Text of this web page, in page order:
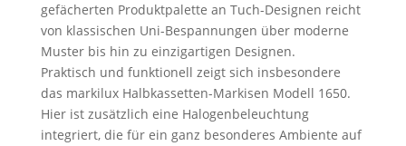
gefächerten Produktpalette an Tuch-Designen reicht
von klassischen Uni-Bespannungen über moderne
Muster bis hin zu einzigartigen Designen.
Praktisch und funktionell zeigt sich insbesondere
das markilux Halbkassetten-Markisen Modell 1650.
Hier ist zusätzlich eine Halogenbeleuchtung
integriert, die für ein ganz besonderes Ambiente auf